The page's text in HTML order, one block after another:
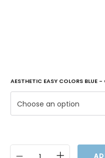
AESTHETIC EASY COLORS BLUE -
Choose an option